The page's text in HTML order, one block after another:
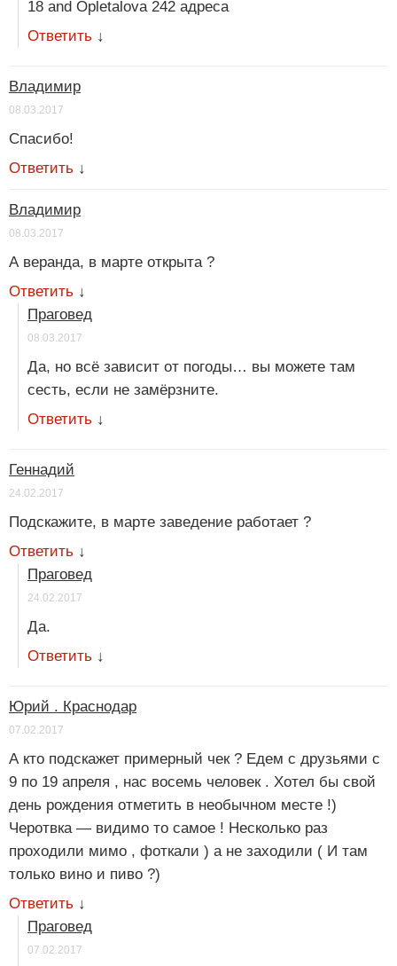
18 and Opletalova 242 адреса
Ответить ↓
Владимир
08.03.2017
Спасибо!
Ответить ↓
Владимир
08.03.2017
А веранда, в марте открыта ?
Ответить ↓
Праговед
08.03.2017
Да, но всё зависит от погоды… вы можете там
сесть, если не замёрзните.
Ответить ↓
Геннадий
24.02.2017
Подскажите, в марте заведение работает ?
Ответить ↓
Праговед
24.02.2017
Да.
Ответить ↓
Юрий . Краснодар
07.02.2017
А кто подскажет примерный чек ? Едем с друзьями с
9 по 19 апреля , нас восемь человек . Хотел бы свой
день рождения отметить в необычном месте !)
Черотвка — видимо то самое ! Несколько раз
проходили мимо , фоткали ) а не заходили ( И там
только вино и пиво ?)
Ответить ↓
Праговед
07.02.2017